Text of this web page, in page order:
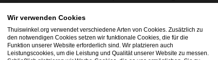
rechtlichen Instrumenten und Beratung,
Interessenvertretung, Marktforschung und verfügen über
eine eigene Bildungsplattform, die Thuiswinkel e-
Wir verwenden Cookies
Thuiswinkel.org verwendet verschiedene Arten von Cookies. Zusätzlich zu
den notwendigen Cookies setzen wir funktionale Cookies, die für die
Funktion unserer Website erforderlich sind. Wir platzieren auch
Leistungscookies, um die Leistung und Qualität unserer Website zu messen.